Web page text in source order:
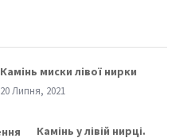
Камінь миски лівої нирки
20 Липня, 2021
Камінь у лівій нирці.